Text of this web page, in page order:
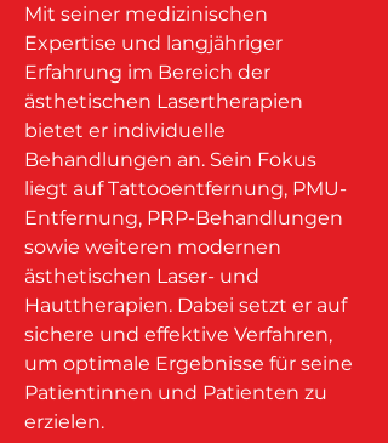
Mit seiner medizinischen
Expertise und langjähriger
Erfahrung im Bereich der
ästhetischen Lasertherapien
bietet er individuelle
Behandlungen an. Sein Fokus
liegt auf Tattooentfernung, PMU-
Entfernung, PRP-Behandlungen
sowie weiteren modernen
ästhetischen Laser- und
Hauttherapien. Dabei setzt er auf
sichere und effektive Verfahren,
um optimale Ergebnisse für seine
Patientinnen und Patienten zu
erzielen.